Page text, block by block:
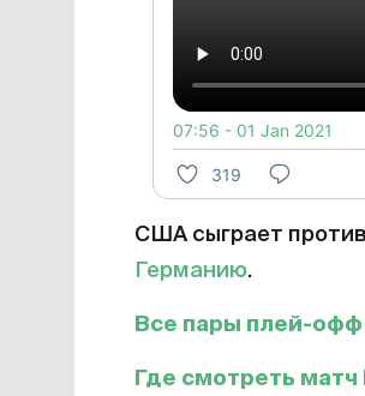
07:56 - 01 Jan 2021
319
США сыграет против
Германию.
Все пары плей-
Где смотреть матч